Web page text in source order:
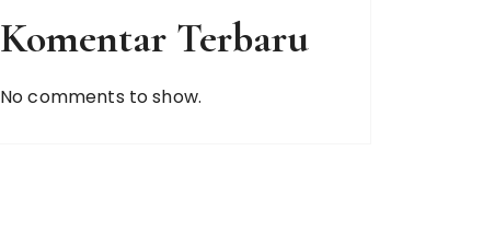
Komentar Terbaru
No comments to show.